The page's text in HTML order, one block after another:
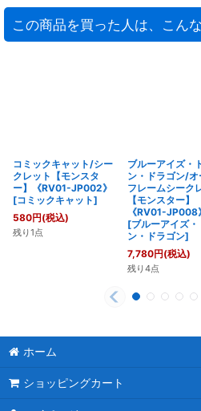
この商品を買った人は、こん
コミックキャット/シー
クレット【モンスタ
ー】《RV01-JP002》
[コミックキャット]
580円(税込)
残り1点
ブルーアイズ・
ン・ドラゴン/オ
フレームシーク
【モンスター】
《RV01-JP008
[ブルーアイズ・
ン・ドラゴン]
7,780円(税込)
残り4点
ホーム
ショッピングカート